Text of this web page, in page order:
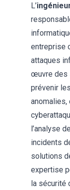
L’
entreprise
attaques
œuvre des
prévenir
anomalies,
l’analyse
incidents
solutions
expertise
la sécurité